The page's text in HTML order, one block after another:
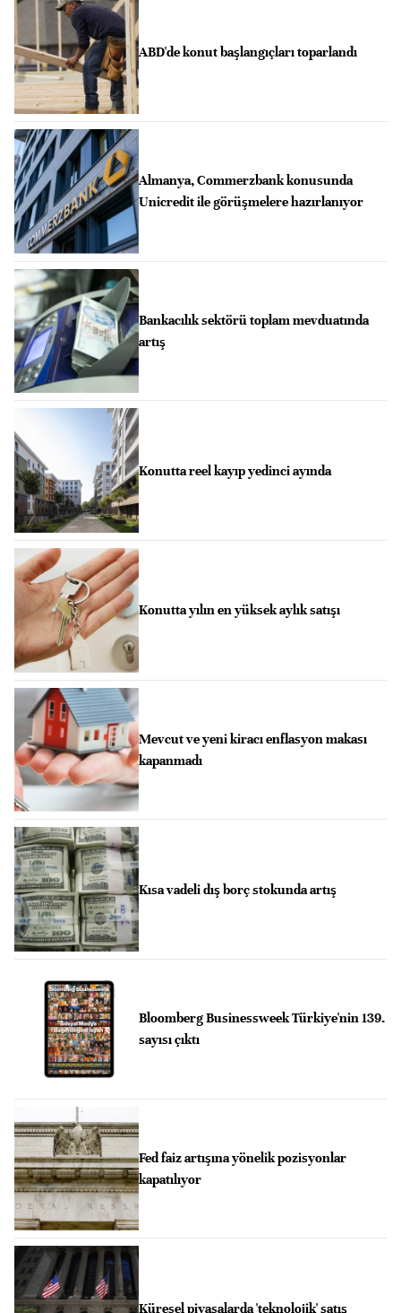
ABD'de konut başlangıçları toparlandı
Almanya, Commerzbank konusunda
Unicredit ile görüşmelere hazırlanıyor
Bankacılık sektörü toplam mevduatında
artış
Konutta reel kayıp yedinci ayında
Konutta yılın en yüksek aylık satışı
Mevcut ve yeni kiracı enflasyon makası
kapanmadı
Kısa vadeli dış borç stokunda artış
Bloomberg Businessweek Türkiye'nin 139.
sayısı çıktı
Fed faiz artışına yönelik pozisyonlar
kapatılıyor
Küresel piyasalarda 'teknolojik' satış